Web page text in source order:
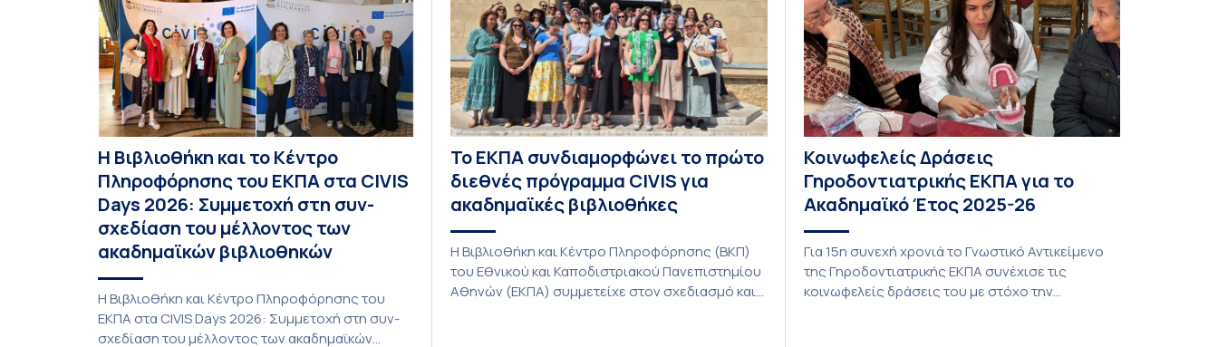
Η Βιβλιοθήκη και το Κέντρο
Πληροφόρησης του ΕΚΠΑ στα CIVIS
Days 2026: Συμμετοχή στη συν-
σχεδίαση του μέλλοντος των
ακαδημαϊκών βιβλιοθηκών
Η Βιβλιοθήκη και Κέντρο Πληροφόρησης του
ΕΚΠΑ στα CIVIS Days 2026: Συμμετοχή στη συν-
σχεδίαση του μέλλοντος των ακαδημαϊκών
Το ΕΚΠΑ συνδιαμορφώνει το πρώτο
διεθνές πρόγραμμα CIVIS για
ακαδημαϊκές βιβλιοθήκες
Η Βιβλιοθήκη και Κέντρο Πληροφόρησης (ΒΚΠ)
του Εθνικού και Καποδιστριακού Πανεπιστημίου
Αθηνών (ΕΚΠΑ) συμμετείχε στον σχεδιασμό και
Κοινωφελείς Δράσεις
Γηροδοντιατρικής ΕΚΠΑ για το
Ακαδημαϊκό Έτος 2025-26
Για 15η συνεχή χρονιά το Γνωστικό Αντικείμενο
της Γηροδοντιατρικής ΕΚΠΑ συνέχισε τις
κοινωφελείς δράσεις του με στόχο την